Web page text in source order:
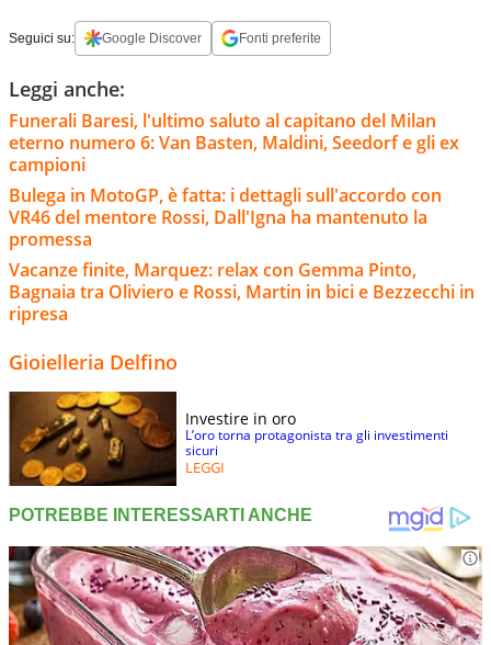
Seguici su: Google Discover Fonti preferite
Leggi anche:
Funerali Baresi, l'ultimo saluto al capitano del Milan
eterno numero 6: Van Basten, Maldini, Seedorf e gli ex
campioni
Bulega in MotoGP, è fatta: i dettagli sull'accordo con
VR46 del mentore Rossi, Dall'Igna ha mantenuto la
promessa
Vacanze finite, Marquez: relax con Gemma Pinto,
Bagnaia tra Oliviero e Rossi, Martin in bici e Bezzecchi in
ripresa
Gioielleria Delfino
Investire in oro
L’oro torna protagonista tra gli investimenti
sicuri
LEGGI